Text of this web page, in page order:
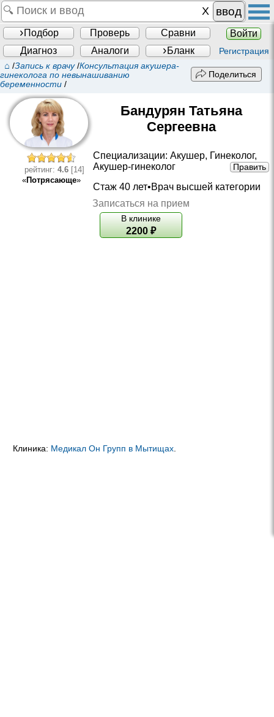
ввод
Подбор Проверь Сравни
Войти
Диагноз
Аналоги Бланк Регистрация
⌂ /Запись к врачу/Консультация акушера-
гинеколога по невынашиванию
беременности /
Поделиться
рейтинг: 4.6 [14]
«Потрясающе»
Бандурян Татьяна
Сергеевна
Специализации: Акушер, Гинеколог,
Акушер-гинеколог
Править
Стаж 40 лет•Врач высшей категории
Записаться на прием
В клинике
2200 ₽
Клиника: Медикал Он Групп в Мытищах.